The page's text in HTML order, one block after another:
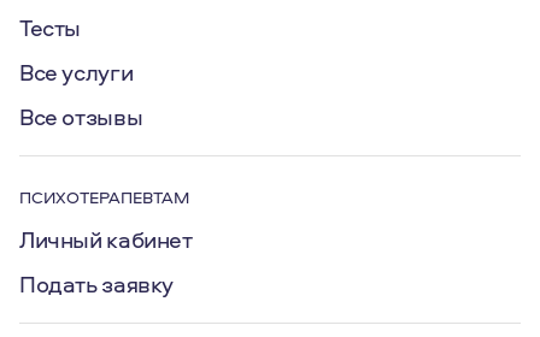
Тесты
Все услуги
Все отзывы
ПСИХОТЕРАПЕВТАМ
Личный кабинет
Подать заявку